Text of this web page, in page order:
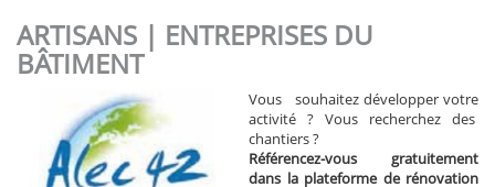
ARTISANS | ENTREPRISES DU
BÂTIMENT
Vous souhaitez développer votre
activité ? Vous recherchez des
chantiers ?
Référencez-vous gratuitement
dans la plateforme de rénovation